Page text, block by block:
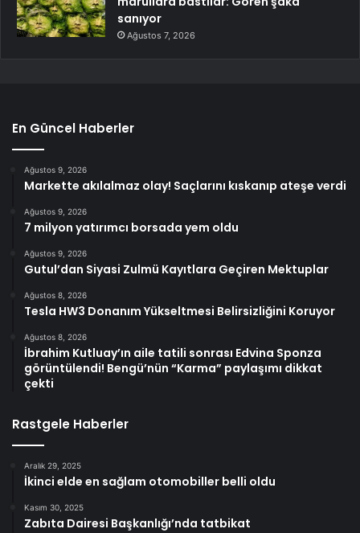
sanıyor
Ağustos 7, 2026
En Güncel Haberler
Ağustos 9, 2026
Markette akılalmaz olay! Saçlarını kıskanıp ateşe verdi
Ağustos 9, 2026
7 milyon yatırımcı borsada yem oldu
Ağustos 9, 2026
Gutul’dan Siyasi Zulmü Kayıtlara Geçiren Mektuplar
Ağustos 8, 2026
Tesla HW3 Donanım Yükseltmesi Belirsizliğini Koruyor
Ağustos 8, 2026
İbrahim Kutluay’ın aile tatili sonrası Edvina Sponza
görüntülendi! Bengü’nün “Karma” paylaşımı dikkat
çekti
Rastgele Haberler
Aralık 29, 2025
İkinci elde en sağlam otomobiller belli oldu
Kasım 30, 2025
Zabıta Dairesi Başkanlığı’nda tatbikat